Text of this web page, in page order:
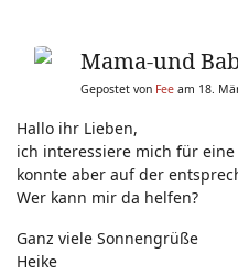
Yoga Psychologie und
Neuigkeiten - Feedback -
Mama-und
Gepostet von Fee am 18.
Hallo ihr Lieben,
ich interessiere mich für
konnte aber auf der
Wer kann mir da helfen?
Ganz viele Sonnengrüße
Heike